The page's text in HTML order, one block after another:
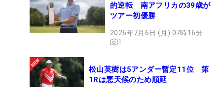
的逆転 南アフリカの39歳が
ツアー初優勝
2026年7月6日 (月) 07時16分
1
松山英樹は5アンダー暫定11位 第
1Rは悪天候のため順延